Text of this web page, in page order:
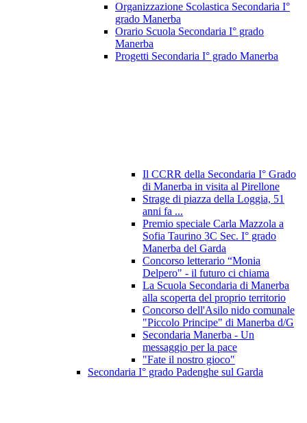
Organizzazione Scolastica Secondaria I°
grado Manerba
Orario Scuola Secondaria I° grado
Manerba
Progetti Secondaria I° grado Manerba
Il CCRR della Secondaria I° Grado
di Manerba in visita al Pirellone
Strage di piazza della Loggia, 51
anni fa ...
Premio speciale Carla Mazzola a
Sofia Taurino 3C Sec. I° grado
Manerba del Garda
Concorso letterario “Monia
Delpero" - il futuro ci chiama
La Scuola Secondaria di Manerba
alla scoperta del proprio territorio
Concorso dell'Asilo nido comunale
"Piccolo Principe" di Manerba d/G
Secondaria Manerba - Un
messaggio per la pace
"Fate il nostro gioco"
Secondaria I° grado Padenghe sul Garda